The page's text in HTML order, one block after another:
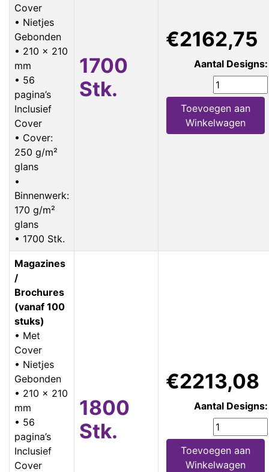
Cover
• Nietjes
Gebonden
• 210 x 210
mm
• 56
pagina’s
Inclusief
Cover
• Cover:
250 g/m²
glans
•
Binnenwerk:
170 g/m²
glans
• 1700 Stk.
1700
Stk.
€2162,75
Aantal Designs:
Toevoegen aan
Winkelwagen
Magazines
/
Brochures
(vanaf 100
stuks)
• Met
Cover
• Nietjes
Gebonden
• 210 x 210
mm
• 56
pagina’s
Inclusief
Cover
1800
Stk.
€2213,08
Aantal Designs:
Toevoegen aan
Winkelwagen